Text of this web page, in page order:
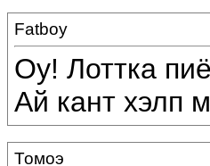
Fatboy
Оу! Лоттка
Ай кант хэлп
Томоэ